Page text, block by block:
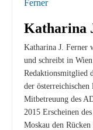
Katharina
Katharina J. Ferner
und schreibt in
Redaktionsmitglied
der österreichischen
Mitbetreuung des
2015 Erscheinen
Moskau den